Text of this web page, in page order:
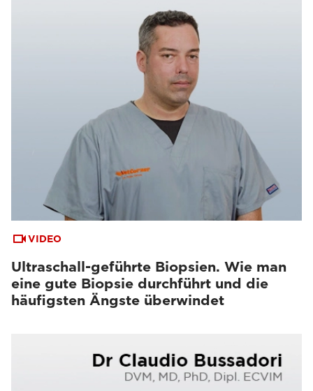
VIDEO
Ultraschall-geführte Biopsien. Wie man
eine gute Biopsie durchführt und die
häufigsten Ängste überwindet